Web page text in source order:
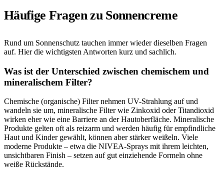
Häufige Fragen zu Sonnencreme
Rund um Sonnenschutz tauchen immer wieder dieselben Fragen
auf. Hier die wichtigsten Antworten kurz und sachlich.
Was ist der Unterschied zwischen chemischem und
mineralischem Filter?
Chemische (organische) Filter nehmen UV-Strahlung auf und
wandeln sie um, mineralische Filter wie Zinkoxid oder Titandioxid
wirken eher wie eine Barriere an der Hautoberfläche. Mineralische
Produkte gelten oft als reizarm und werden häufig für empfindliche
Haut und Kinder gewählt, können aber stärker weißeln. Viele
moderne Produkte – etwa die NIVEA-Sprays mit ihrem leichten,
unsichtbaren Finish – setzen auf gut einziehende Formeln ohne
weiße Rückstände.